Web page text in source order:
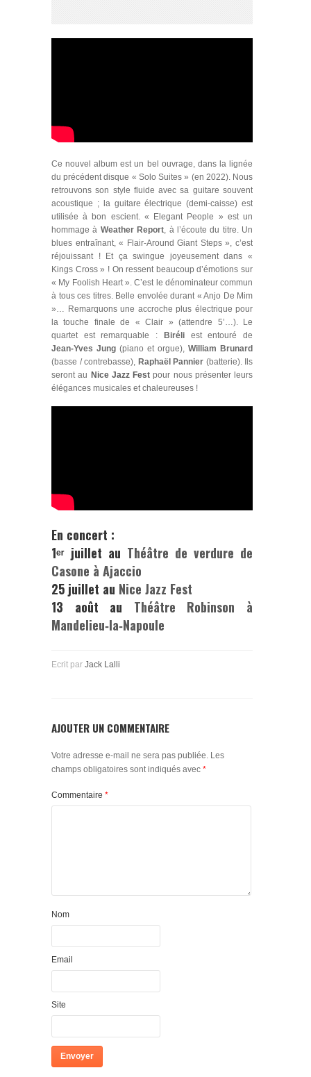
Ce nouvel album est un bel ouvrage, dans la lignée
du précédent disque « Solo Suites » (en 2022). Nous
retrouvons son style fluide avec sa guitare souvent
acoustique ; la guitare électrique (demi‑caisse) est
utilisée à bon escient. « Elegant People » est un
hommage à Weather Report, à l’écoute du titre. Un
blues entraînant, « Flair-Around Giant Steps », c’est
réjouissant ! Et ça swingue joyeusement dans «
Kings Cross » ! On ressent beaucoup d’émotions sur
« My Foolish Heart ». C’est le dénominateur commun
à tous ces titres. Belle envolée durant « Anjo De Mim
»… Remarquons une accroche plus électrique pour
la touche finale de « Clair » (attendre 5’…). Le
quartet est remarquable :
Biréliest entouré de
Jean‑Yves Jung (piano et orgue), William Brunard
(basse / contrebasse), Raphaël Pannier (batterie). Ils
seront au Nice Jazz Fest pour nous présenter leurs
élégances musicales et chaleureuses !
En concert :
1ᵉʳ juillet au Théâtre de verdure de
Casone à Ajaccio
25 juillet au Nice Jazz Fest
13 août au Théâtre Robinson à
Mandelieu‑la‑Napoule
Ecrit par Jack Lalli
AJOUTER UN COMMENTAIRE
Votre adresse e-mail ne sera pas publiée. Les
champs obligatoires sont indiqués avec *
Commentaire *
Nom
Email
Site